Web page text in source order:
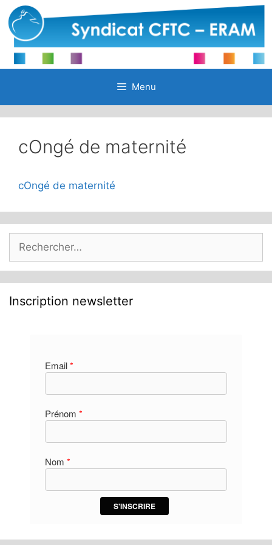
Aller
au
contenu
Menu
cOngé de maternité
cOngé de maternité
Rechercher :
Inscription newsletter
Email*
Prénom *
Nom *
S'INSCRIRE